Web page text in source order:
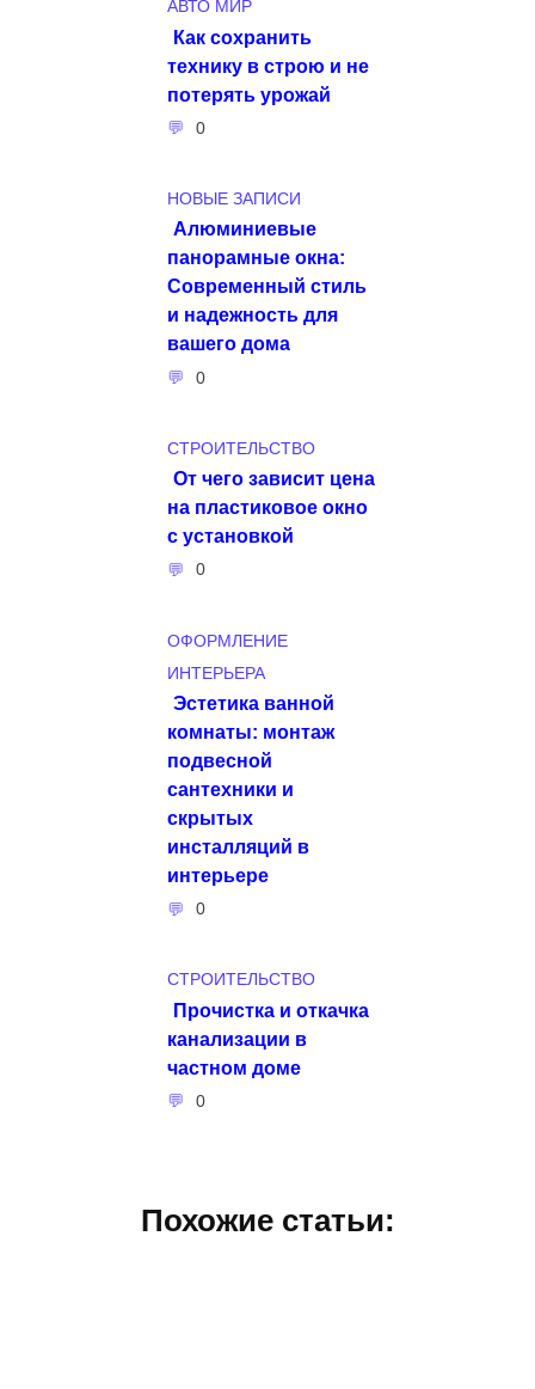
АВТО МИР
Как сохранить
технику в строю и не
потерять урожай
0
НОВЫЕ ЗАПИСИ
Алюминиевые
панорамные окна:
Современный стиль
и надежность для
вашего дома
0
СТРОИТЕЛЬСТВО
От чего зависит цена
на пластиковое окно
с установкой
0
ОФОРМЛЕНИЕ
ИНТЕРЬЕРА
Эстетика ванной
комнаты: монтаж
подвесной
сантехники и
скрытых
инсталляций в
интерьере
0
СТРОИТЕЛЬСТВО
Прочистка и откачка
канализации в
частном доме
0
Похожие статьи: